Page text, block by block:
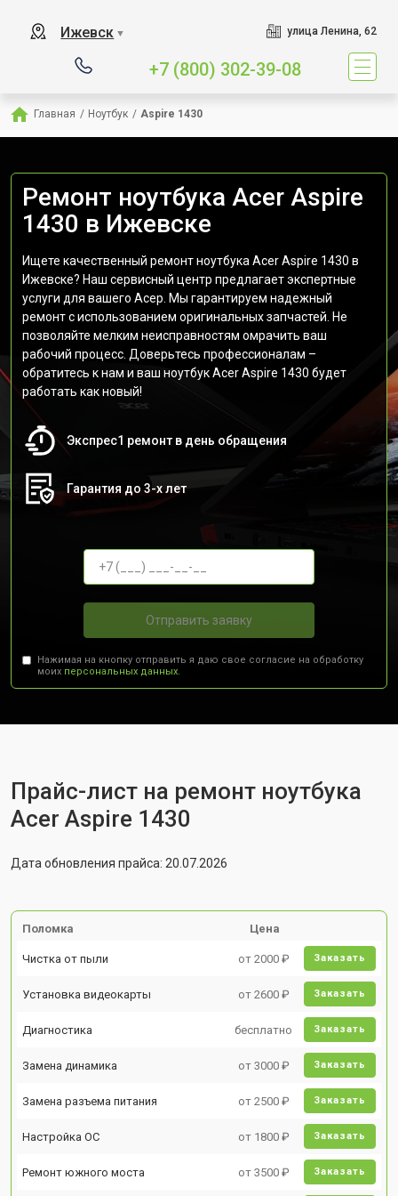
Ижевск ▼ улица Ленина, 62
+7 (800) 302-39-08
Главная / Ноутбук / Aspire 1430
Ремонт ноутбука Acer Aspire
1430 в Ижевске
Ищете качественный ремонт ноутбука Acer Aspire 1430 в
Ижевске? Наш сервисный центр предлагает экспертные
услуги для вашего Асер. Мы гарантируем надежный
ремонт с использованием оригинальных запчастей. Не
позволяйте мелким неисправностям омрачить ваш
рабочий процесс. Доверьтесь профессионалам –
обратитесь к нам и ваш ноутбук Acer Aspire 1430 будет
работать как новый!
Экспрес1 ремонт в день обращения
Гарантия до 3-х лет
Отправить заявку
Нажимая на кнопку отправить я даю свое согласие на обработку
моих персональных данных.
Прайс-лист на ремонт ноутбука
Acer Aspire 1430
Дата обновления прайса: 20.07.2026
Поломка Цена
Чистка от пыли от 2000 ₽ Заказать
Установка видеокарты от 2600 ₽ Заказать
Диагностика бесплатно Заказать
Замена динамика от 3000 ₽ Заказать
Замена разъема питания от 2500 ₽ Заказать
Настройка ОС от 1800 ₽ Заказать
Ремонт южного моста от 3500 ₽ Заказать